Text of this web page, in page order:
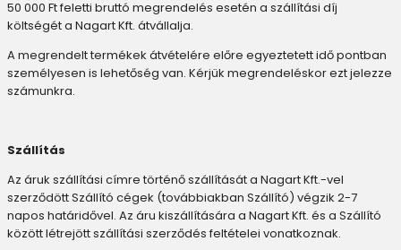
50 000 Ft feletti bruttó megrendelés esetén a szállítási díj
költségét a Nagart Kft. átvállalja.
A megrendelt termékek átvételére előre egyeztetett idő pontban
személyesen is lehetőség van. Kérjük megrendeléskor ezt jelezze
számunkra.
Szállítás
Az áruk szállítási címre történő szállítását a Nagart Kft.-vel
szerződött Szállító cégek (továbbiakban Szállító) végzik 2-7
napos határidővel. Az áru kiszállítására a Nagart Kft. és a Szállító
között létrejött szállítási szerződés feltételei vonatkoznak.